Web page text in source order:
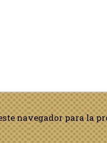
navegador para la